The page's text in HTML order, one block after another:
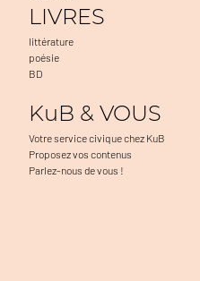
LIVRES
littérature
poésie
BD
KuB & VOUS
Votre service civique chez KuB
Proposez vos contenus
Parlez-nous de vous !